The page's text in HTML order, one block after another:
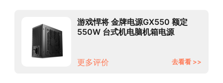
游戏悍将 金牌电源GX550 额定
550W 台式机电脑机箱电源
更多评价
去看看 >>